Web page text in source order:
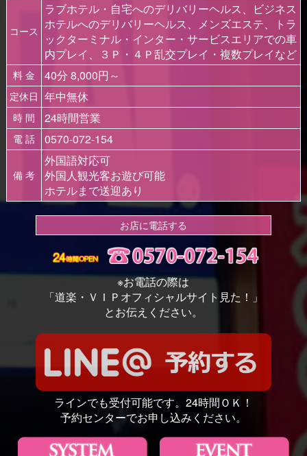
コース
ラブホテル・自宅へのデリバリーヘルス、ビジネス
ホテルへのデリバリーヘルス、メンズエステ、トラ
ックターミナル・インター・サービスエリアでの車
内プレイ、３Ｐ・４Ｐ乱交プレイ・複数プレイなど
料 金 40分 8,000円～
定休日 年中無休
時 間 24時間営業
電 話 0570-072-154
備 考
外国語対応可
外国人観光客お遊び可能
ホテルまで送迎あり
お店に電話する
※お電話の際は
「道楽・ＶＩＰオフィシャルサイト見た！」
とお伝えください。
ラインでも受付可能です。24時間ＯＫ！
予約センターでお申し込みください。